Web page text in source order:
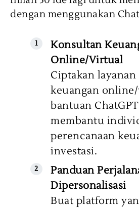
dengan menggunakan
Konsultan
Online/Virtual
Ciptakan
keuangan
bantuan
membantu
perencanaan
investasi.
Panduan
Dipersonalisasi
Buat platform